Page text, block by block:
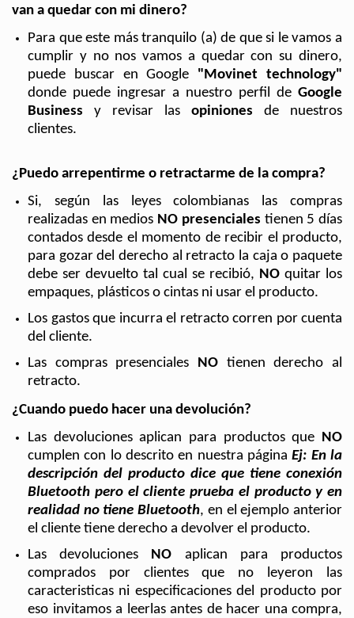
van a quedar con mi dinero?
Para que este más tranquilo (a) de que si le vamos a
cumplir y no nos vamos a quedar con su dinero,
puede buscar en Google
donde puede ingresar a nuestro perfil de Google
Business y revisar las opiniones de nuestros
clientes.
¿Puedo arrepentirme o retractarme de la compra?
Si, según las leyes colombianas las compras
realizadas en medios NO presenciales tienen 5 días
contados desde el momento de recibir el producto,
para gozar del derecho al retracto la caja o paquete
debe ser devuelto tal cual se recibió, NO quitar los
empaques, plásticos o cintas ni usar el producto.
Los gastos que incurra el retracto corren por cuenta
del cliente.
Las compras presenciales NO tienen derecho al
retracto.
¿Cuando puedo hacer una devolución?
Las devoluciones aplican para productos que
cumplen con lo descrito en nuestra página Ej: En la
descripción del producto dice que tiene conexión
Bluetooth pero el cliente prueba el producto y en
realidad no tiene Bluetooth, en el ejemplo anterior
el cliente tiene derecho a devolver el producto.
Las devoluciones NO aplican para productos
comprados por clientes que no leyeron las
caracteristicas ni especificaciones del producto por
eso invitamos a leerlas antes de hacer una compra,